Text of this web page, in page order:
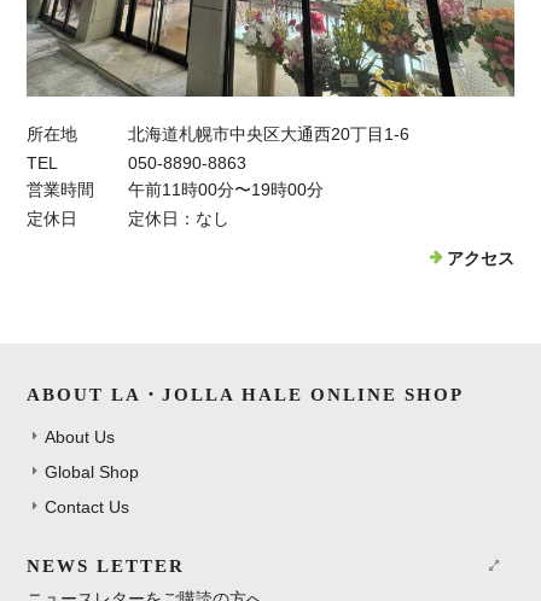
所在地
北海道札幌市中央区大通西20丁目1-6
TEL
050-8890-8863
営業時間
午前11時00分〜19時00分
定休日
定休日：なし
アクセス
ABOUT LA・JOLLA HALE ONLINE SHOP
About Us
Global Shop
Contact Us
NEWS LETTER